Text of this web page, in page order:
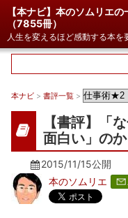
【本ナビ】本のソムリエ
（7855冊）
人生を変えるほど感動する本を
本ナビ > 書評一覧 >
【書評】「
面白い」の
2015/11/15公開
本のソムリエ